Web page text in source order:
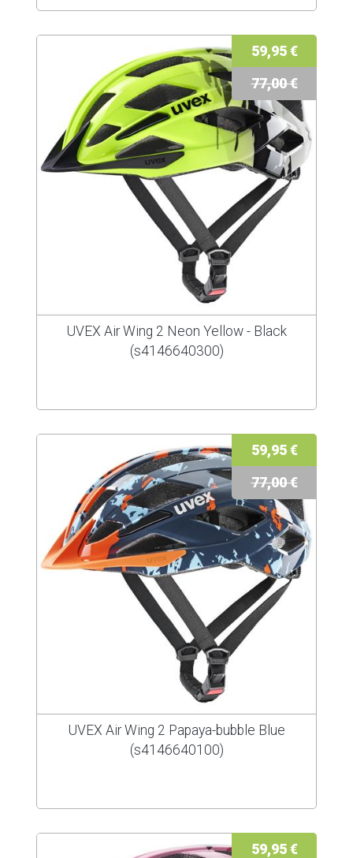
59,95 €
77,00 €
UVEX Air Wing 2 Neon Yellow - Black
(s4146640300)
59,95 €
77,00 €
UVEX Air Wing 2 Papaya-bubble Blue
(s4146640100)
59,95 €